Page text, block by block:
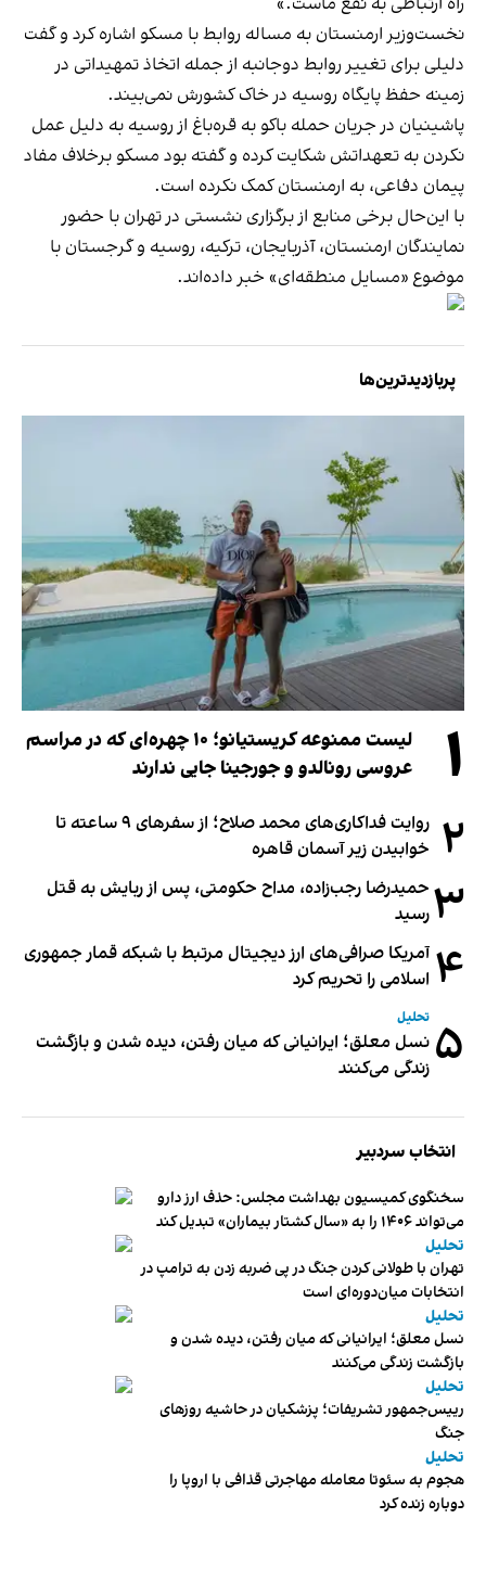
نخست‌وزیر ارمنستان به مساله روابط با مسکو اشاره کرد و گفت
دلیلی برای تغییر روابط دوجانبه از جمله اتخاذ تمهیداتی در
زمینه حفظ پایگاه روسیه در خاک کشورش نمی‌بیند.
پاشینیان در جریان حمله باکو به قره‌باغ از روسیه به دلیل عمل
نکردن به تعهداتش شکایت کرده و گفته بود مسکو برخلاف مفاد
پیمان دفاعی، به ارمنستان کمک نکرده است.
با این‌حال برخی منابع از برگزاری نشستی در تهران با حضور
نمایندگان ارمنستان، آذربایجان، ترکیه، روسیه و گرجستان با
موضوع «مسایل منطقه‌ای» خبر داده‌اند.
پربازدیدترین‌ها
۱
لیست ممنوعه کریستیانو؛ ۱۰ چهره‌ای که در مراسم
عروسی رونالدو و جورجینا جایی ندارند
۲
روایت فداکاری‌های محمد صلاح؛ از سفرهای ۹ ساعته تا
خوابیدن زیر آسمان قاهره
۳ حمیدرضا رجب‌زاده، مداح حکومتی، پس از ربایش به قتل
رسید
۴ آمریکا صرافی‌های ارز دیجیتال مرتبط با شبکه قمار جمهوری
اسلامی را تحریم کرد
۵ تحلیل
نسل معلق؛ ایرانیانی که میان رفتن، دیده شدن و بازگشت
زندگی می‌کنند
انتخاب سردبیر
سخنگوی کمیسیون بهداشت مجلس: حذف ارز دارو
می‌تواند ۱۴۰۶ را به «سال کشتار بیماران» تبدیل کند
تحلیل
تهران با طولانی کردن جنگ در پی ضربه زدن به ترامپ در
انتخابات میان‌دوره‌ای است
تحلیل
نسل معلق؛ ایرانیانی که میان رفتن، دیده شدن و
بازگشت زندگی می‌کنند
تحلیل
رییس‌جمهور تشریفات؛ پزشکیان در حاشیه روزهای
جنگ
تحلیل
هجوم به سئوتا معامله مهاجرتی قذافی با اروپا را
دوباره زنده کرد